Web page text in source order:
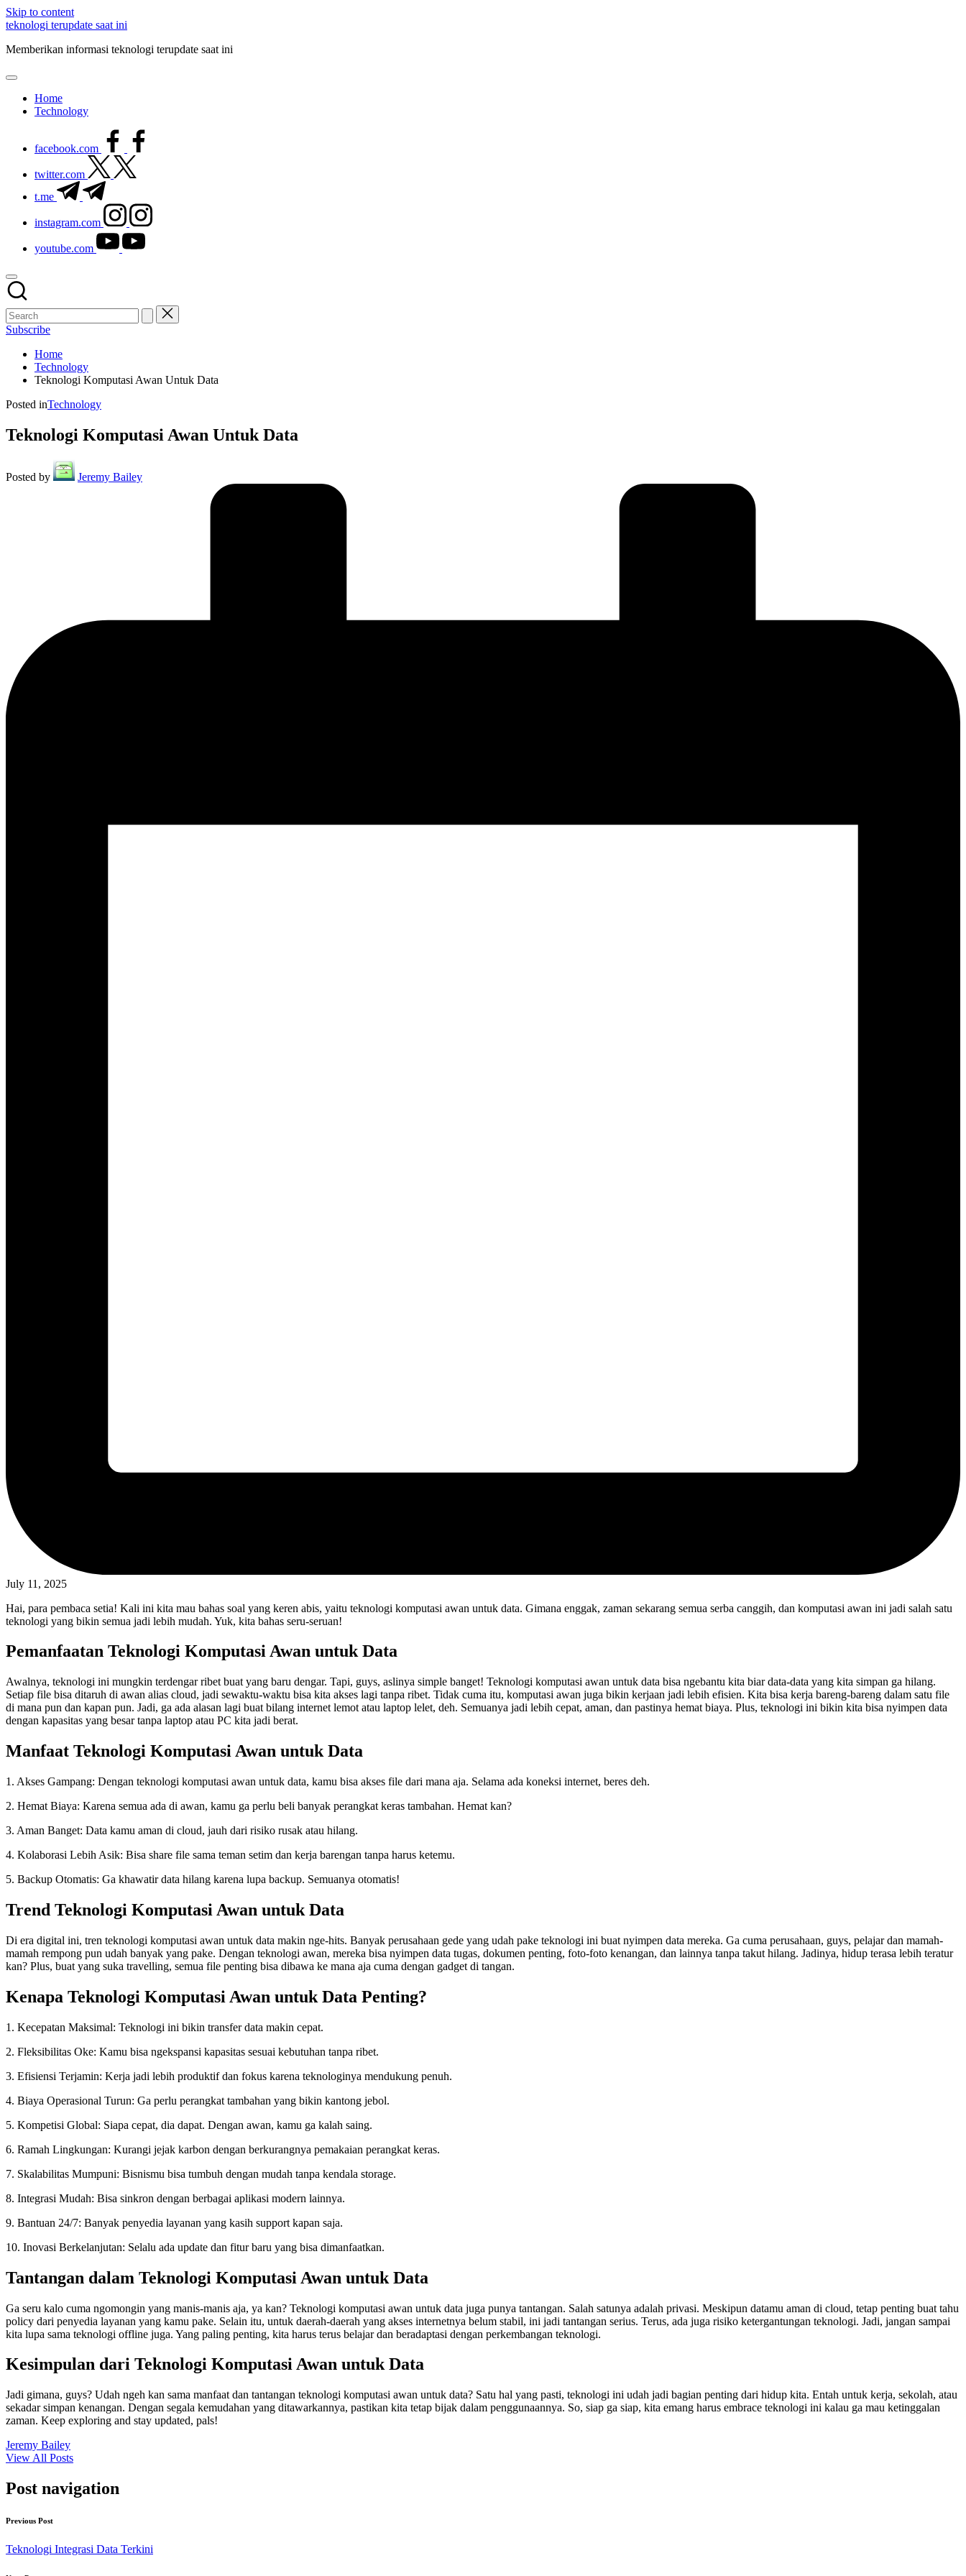
Skip to content
teknologi terupdate saat ini
Memberikan informasi teknologi terupdate saat ini
Home
Technology
facebook.com
twitter.com
t.me
instagram.com
youtube.com
Subscribe
Home
Technology
Teknologi Komputasi Awan Untuk Data
Posted inTechnology
Teknologi Komputasi Awan Untuk Data
Posted by Jeremy Bailey
July 11, 2025
Hai, para pembaca setia! Kali ini kita mau bahas soal yang keren abis, yaitu teknologi komputasi awan untuk data. Gimana enggak, zaman sekarang semua serba canggih, dan komputasi awan ini jadi salah satu
teknologi yang bikin semua jadi lebih mudah. Yuk, kita bahas seru-seruan!
Pemanfaatan Teknologi Komputasi Awan untuk Data
Awalnya, teknologi ini mungkin terdengar ribet buat yang baru dengar. Tapi, guys, aslinya simple banget! Teknologi komputasi awan untuk data bisa ngebantu kita biar data-data yang kita simpan ga hilang.
Setiap file bisa ditaruh di awan alias cloud, jadi sewaktu-waktu bisa kita akses lagi tanpa ribet. Tidak cuma itu, komputasi awan juga bikin kerjaan jadi lebih efisien. Kita bisa kerja bareng-bareng dalam satu file
di mana pun dan kapan pun. Jadi, ga ada alasan lagi buat bilang internet lemot atau laptop lelet, deh. Semuanya jadi lebih cepat, aman, dan pastinya hemat biaya. Plus, teknologi ini bikin kita bisa nyimpen data
dengan kapasitas yang besar tanpa laptop atau PC kita jadi berat.
Manfaat Teknologi Komputasi Awan untuk Data
1. Akses Gampang: Dengan teknologi komputasi awan untuk data, kamu bisa akses file dari mana aja. Selama ada koneksi internet, beres deh.
2. Hemat Biaya: Karena semua ada di awan, kamu ga perlu beli banyak perangkat keras tambahan. Hemat kan?
3. Aman Banget: Data kamu aman di cloud, jauh dari risiko rusak atau hilang.
4. Kolaborasi Lebih Asik: Bisa share file sama teman setim dan kerja barengan tanpa harus ketemu.
5. Backup Otomatis: Ga khawatir data hilang karena lupa backup. Semuanya otomatis!
Trend Teknologi Komputasi Awan untuk Data
Di era digital ini, tren teknologi komputasi awan untuk data makin nge-hits. Banyak perusahaan gede yang udah pake teknologi ini buat nyimpen data mereka. Ga cuma perusahaan, guys, pelajar dan mamah-
mamah rempong pun udah banyak yang pake. Dengan teknologi awan, mereka bisa nyimpen data tugas, dokumen penting, foto-foto kenangan, dan lainnya tanpa takut hilang. Jadinya, hidup terasa lebih teratur
kan? Plus, buat yang suka travelling, semua file penting bisa dibawa ke mana aja cuma dengan gadget di tangan.
Kenapa Teknologi Komputasi Awan untuk Data Penting?
1. Kecepatan Maksimal: Teknologi ini bikin transfer data makin cepat.
2. Fleksibilitas Oke: Kamu bisa ngekspansi kapasitas sesuai kebutuhan tanpa ribet.
3. Efisiensi Terjamin: Kerja jadi lebih produktif dan fokus karena teknologinya mendukung penuh.
4. Biaya Operasional Turun: Ga perlu perangkat tambahan yang bikin kantong jebol.
5. Kompetisi Global: Siapa cepat, dia dapat. Dengan awan, kamu ga kalah saing.
6. Ramah Lingkungan: Kurangi jejak karbon dengan berkurangnya pemakaian perangkat keras.
7. Skalabilitas Mumpuni: Bisnismu bisa tumbuh dengan mudah tanpa kendala storage.
8. Integrasi Mudah: Bisa sinkron dengan berbagai aplikasi modern lainnya.
9. Bantuan 24/7: Banyak penyedia layanan yang kasih support kapan saja.
10. Inovasi Berkelanjutan: Selalu ada update dan fitur baru yang bisa dimanfaatkan.
Tantangan dalam Teknologi Komputasi Awan untuk Data
Ga seru kalo cuma ngomongin yang manis-manis aja, ya kan? Teknologi komputasi awan untuk data juga punya tantangan. Salah satunya adalah privasi. Meskipun datamu aman di cloud, tetap penting buat tahu
policy dari penyedia layanan yang kamu pake. Selain itu, untuk daerah-daerah yang akses internetnya belum stabil, ini jadi tantangan serius. Terus, ada juga risiko ketergantungan teknologi. Jadi, jangan sampai
kita lupa sama teknologi offline juga. Yang paling penting, kita harus terus belajar dan beradaptasi dengan perkembangan teknologi.
Kesimpulan dari Teknologi Komputasi Awan untuk Data
Jadi gimana, guys? Udah ngeh kan sama manfaat dan tantangan teknologi komputasi awan untuk data? Satu hal yang pasti, teknologi ini udah jadi bagian penting dari hidup kita. Entah untuk kerja, sekolah, atau
sekadar simpan kenangan. Dengan segala kemudahan yang ditawarkannya, pastikan kita tetap bijak dalam penggunaannya. So, siap ga siap, kita emang harus embrace teknologi ini kalau ga mau ketinggalan
zaman. Keep exploring and stay updated, pals!
Jeremy Bailey
View All Posts
Post navigation
Previous Post
Teknologi Integrasi Data Terkini